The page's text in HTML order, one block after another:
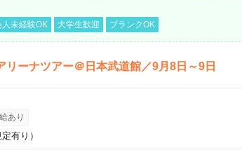
人未経験OK 大学生歓迎 ブランクOK
リーナツアー＠日本武道館／9月8日～9日
あり
有り）